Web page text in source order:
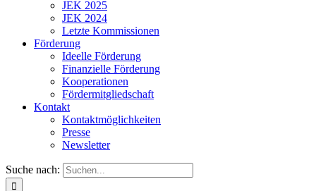
JEK 2025
JEK 2024
Letzte Kommissionen
Förderung
Ideelle Förderung
Finanzielle Förderung
Kooperationen
Fördermitgliedschaft
Kontakt
Kontaktmöglichkeiten
Presse
Newsletter
Suche nach: